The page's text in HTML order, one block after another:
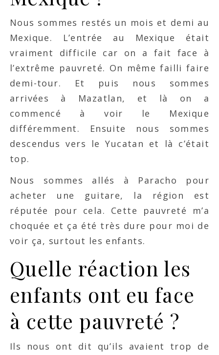
Nous sommes restés un mois et demi au
Mexique. L’entrée au Mexique était
vraiment difficile car on a fait face à
l’extrême pauvreté. On même failli faire
demi-tour. Et puis nous sommes
arrivées à Mazatlan, et là on a
commencé à voir le Mexique
différemment. Ensuite nous sommes
descendus vers le Yucatan et là c’était
top.
Nous sommes allés à Paracho pour
acheter une guitare, la région est
réputée pour cela. Cette pauvreté m’a
choquée et ça été très dure pour moi de
voir ça, surtout les enfants.
Quelle réaction les
enfants ont eu face
à cette pauvreté ?
Ils nous ont dit qu’ils avaient trop de